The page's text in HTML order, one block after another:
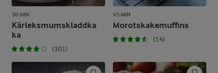
30 MIN
Kärleksmumskladdka
ka
(301)
45 MIN
Morotskakemuffins
(14)